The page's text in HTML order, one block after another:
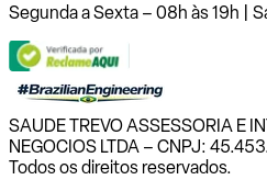
Segunda a Sexta – 08h às 19h |
SAUDE TREVO ASSESSORIA E
NEGOCIOS LTDA – CNPJ:
Todos os direitos reservados.